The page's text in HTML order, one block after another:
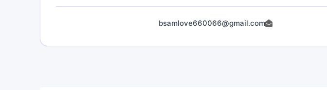
bsamlove660066@gmail.com